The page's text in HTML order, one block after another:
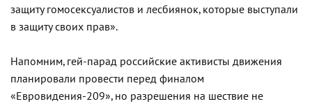
защиту гомосексуалистов и лесбиянок, которые выступали
в защиту своих прав».
Напомним, гей-парад российские активисты движения
планировали провести перед финалом
«Евровидения-209», но разрешения на шествие не